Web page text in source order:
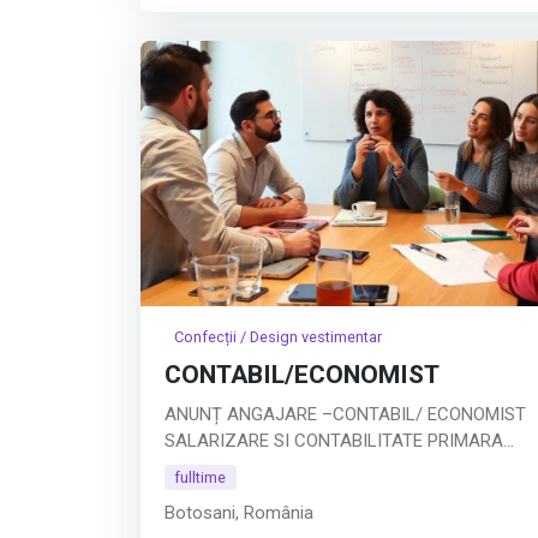
Afișează tot
Confecții / Design vestimentar
CONTABIL/ECONOMIST
ANUNȚ ANGAJARE –CONTABIL/ ECONOMIST
SALARIZARE SI CONTABILITATE PRIMARA
Companie: SC GT COMPANY SRL BOTOSANI
Descrierea postului:
fulltime
Botosani, România